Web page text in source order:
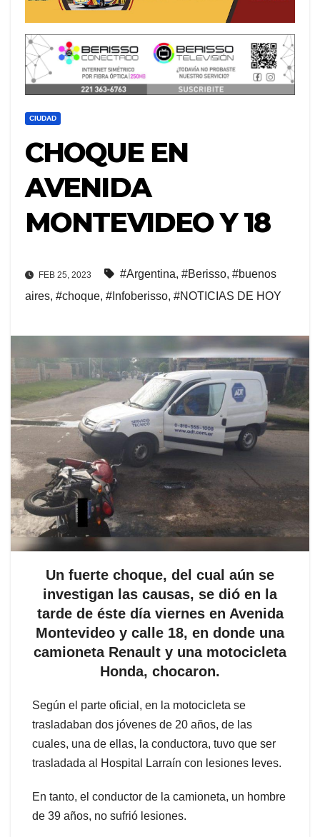
CIUDAD
CHOQUE EN
AVENIDA
MONTEVIDEO Y 18
FEB 25, 2023 #Argentina, #Berisso, #buenos
aires, #choque, #Infoberisso, #NOTICIAS DE HOY
Un fuerte choque, del cual aún se
investigan las causas, se dió en la
tarde de éste día viernes en Avenida
Montevideo y calle 18, en donde una
camioneta Renault y una motocicleta
Honda, chocaron.
Según el parte oficial, en la motocicleta se
trasladaban dos jóvenes de 20 años, de las
cuales, una de ellas, la conductora, tuvo que ser
trasladada al Hospital Larraín con lesiones leves.
En tanto, el conductor de la camioneta, un hombre
de 39 años, no sufrió lesiones.